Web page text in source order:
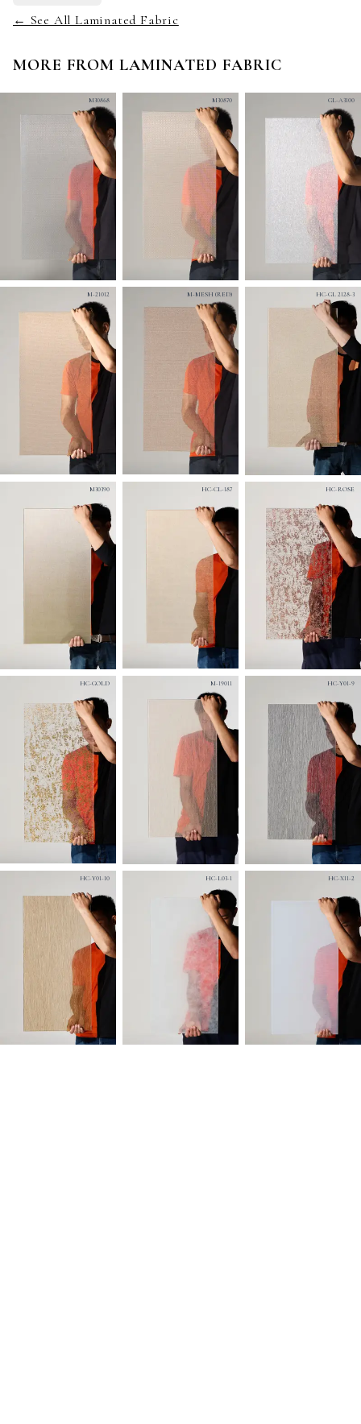
← See All Laminated Fabric
MORE FROM LAMINATED FABRIC
M30868 M30870 GL-A3100
M-21012 M-MESH (RED) HC-GL 2128-3
M30390 HC-CL-187 HC-ROSE
HC-GOLD M-19011 HC-Y01-9
HC-Y01-10 HC-L03-1 HC-X11-2